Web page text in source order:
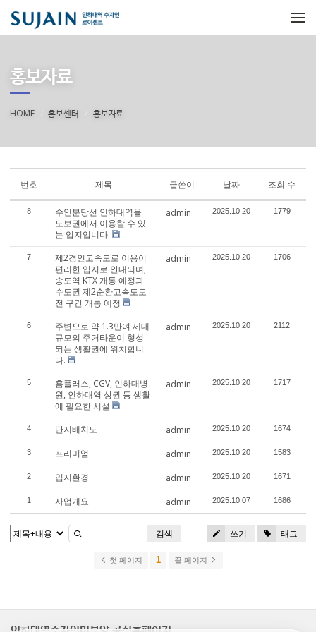
홍보자료
HOME 홍보센터 홍보자료
번호 제목 글쓴이 날짜 조회 수
8
수인분당선 인하대역을
도보권에서 이용할 수 있
는 입지입니다.
admin 2025.10.20 1779
7
제2경인고속도로 이용이
편리한 입지로 안내되며,
송도역 KTX 개통 예정과
수도권 제2순환고속도로
전 구간 개통 예정
admin 2025.10.20 1706
6
주변으로 약 1.3만여 세대
규모의 주거타운이 형성
되는 생활권에 위치합니
다.
admin 2025.10.20 2112
5
홈플러스, CGV, 인하대병
원, 인하대역 상권 등 생활
에 필요한 시설
admin 2025.10.20 1717
4 단지배치도 admin 2025.10.20 1674
3 프리미엄 admin 2025.10.20 1583
2 입지환경 admin 2025.10.20 1671
1 사업개요 admin 2025.10.07 1686
쓰기 태그
검색
첫 페이지 1 끝 페이지